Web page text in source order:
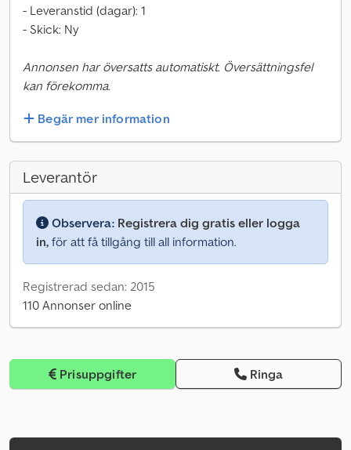
- Leveranstid (dagar): 1
- Skick: Ny
Annonsen har översatts automatiskt. Översättningsfel
kan förekomma.
Begär mer information
Leverantör
Observera: Registrera dig gratis eller logga
in, för att få tillgång till all information.
Registrerad sedan: 2015
110 Annonser online
Prisuppgifter Ringa